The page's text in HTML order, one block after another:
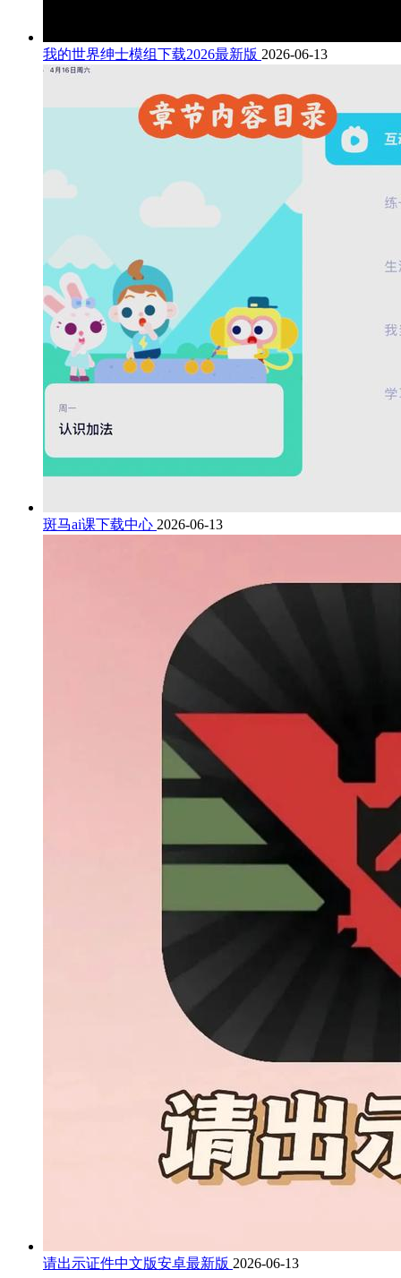
我的世界绅士模组下载2026最新版 2026-06-13
斑马ai课下载中心 2026-06-13
请出示证件中文版安卓最新版 2026-06-13